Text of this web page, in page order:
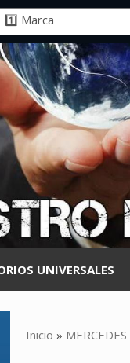
UNIVERSALES
Inicio » MERCEDES